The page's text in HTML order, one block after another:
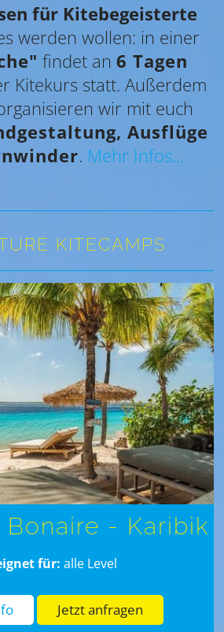
für Kitebegeisterte
werden wollen: in einer
findet an 6 Tagen
Kitekurs statt. Außerdem
wir mit euch
Ausflüge
. Mehr Infos...
KITECAMPS
Bonaire - Karibik
für: alle Level
Jetzt anfragen